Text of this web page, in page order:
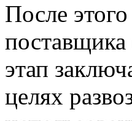
После
этап
целях